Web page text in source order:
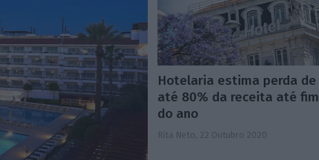
Hotelaria estima perda de
até 80% da receita até fim
do ano
Rita Neto, 22 Outubro 2020